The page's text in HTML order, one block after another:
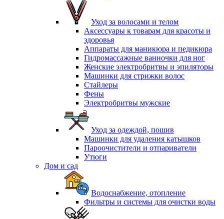
Уход за волосами и телом
Аксессуары к товарам для красоты и
здоровья
Аппараты для маникюра и педикюра
Гидромассажные ванночки для ног
Женские электробритвы и эпиляторы
Машинки для стрижки волос
Стайлеры
Фены
Электробритвы мужские
Уход за одеждой, пошив
Машинки для удаления катышков
Пароочистители и отпариватели
Утюги
Дом и сад
Водоснабжение, отопление
Фильтры и системы для очистки воды